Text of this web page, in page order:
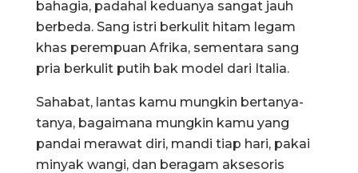
bahagia, padahal keduanya sangat jauh
berbeda. Sang istri berkulit hitam legam
khas perempuan Afrika, sementara sang
pria berkulit putih bak model dari Italia.
Sahabat, lantas kamu mungkin bertanya-
tanya, bagaimana mungkin kamu yang
pandai merawat diri, mandi tiap hari, pakai
minyak wangi, dan beragam aksesoris